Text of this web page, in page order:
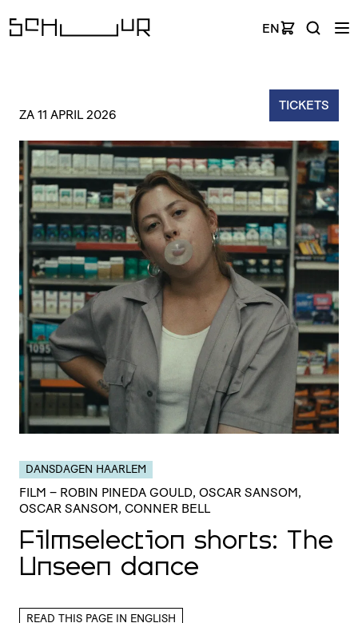
EN
TICKETS
ZA 11 APRIL 2026
DANSDAGEN HAARLEM
FILM – ROBIN PINEDA GOULD, OSCAR SANSOM,
OSCAR SANSOM, CONNER BELL
Film­se­lec­tion shorts: The
Unseen dance
READ THIS PAGE IN ENGLISH